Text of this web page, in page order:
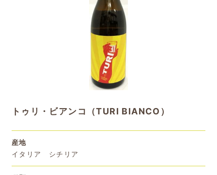
トゥリ・ビアンコ（TURI BIANCO）
産地
イタリア シチリア